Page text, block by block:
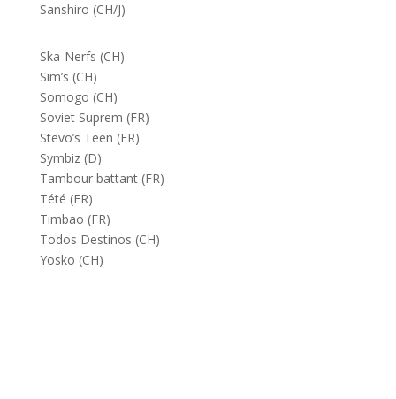
Sanshiro (CH/J)
Ska-Nerfs (CH)
Sim’s (CH)
Somogo (CH)
Soviet Suprem (FR)
Stevo’s Teen (FR)
Symbiz (D)
Tambour battant (FR)
Tété (FR)
Timbao (FR)
Todos Destinos (CH)
Yosko (CH)